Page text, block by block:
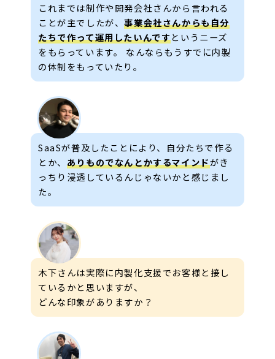
これまでは制作や開発会社さんから言われる
ことが主でしたが、事業会社さんからも自分
たちで作って運用したいんですというニーズ
をもらっています。 なんならもうすでに内製
の体制をもっていたり。
SaaSが普及したことにより、自分たちで作る
とか、 ありものでなんとかするマインドがき
っちり浸透しているんじゃないかと感じまし
た。
木下さんは実際に内製化支援でお客様と接し
ているかと思いますが、
どんな印象がありますか？